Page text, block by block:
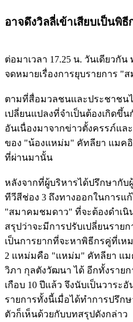
อาจดึงวิลลี่เข้าเสียบเป็นพิธี
ต่อมาเวลา 17.25 น. วันเดียวกั
จดหมายเรื่องการยุบรายการ "
ตามที่สื่อมวลชนและประชาชน
เปลี่ยนแปลงที่จำเป็นต้องเกิดขึ้
อันเนื่องมาจากข่าวตั้งครรภ์แล
ของ "น้องแหม่ม" คัทลียา แมค
ที่ผ่านมานั้น
หลังจากที่ผู้บริหารได้ปรึกษากั
ทีวีสีช่อง 3 ถึงทางออกในการแ
"สมาคมชมดาว" ที่จะต้องดำเนิ
สรุปว่าจะมีการปรับเปลี่ยนราย
เป็นการยากที่จะหาพิธีกรคู่ที่เห
2 แหม่มคือ "แหม่ม" คัทลียา แ
วิภา กุลตังวัฒนา ได้ อีกทั้งรายก
เกือบ 10 ปีแล้ว จึงนับเป็นวาระ
รายการทั้งนี้เมื่อได้ทำการปรึก
ตัวก็เห็นด้วยกับบทสรุปดังกล่าว